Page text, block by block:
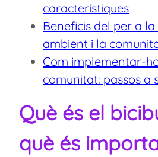
característiques
Beneficis del per a
ambient i la
Com implementar-
comunitat: passos a
Què és el
què és